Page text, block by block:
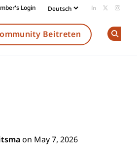
Login Add us on
Follow
Beitreten
on May 7, 2026